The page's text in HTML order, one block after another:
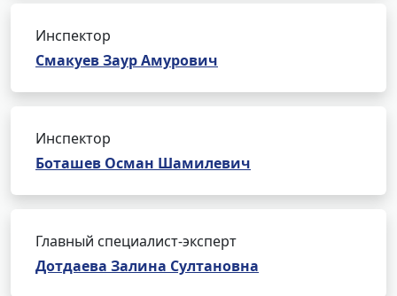
Инспектор
Смакуев Заур Амурович
Инспектор
Боташев Осман Шамилевич
Главный специалист-эксперт
Дотдаева Залина Султановна